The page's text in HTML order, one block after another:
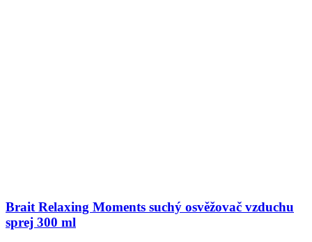
Brait Relaxing Moments suchý osvěžovač vzduchu
sprej 300 ml